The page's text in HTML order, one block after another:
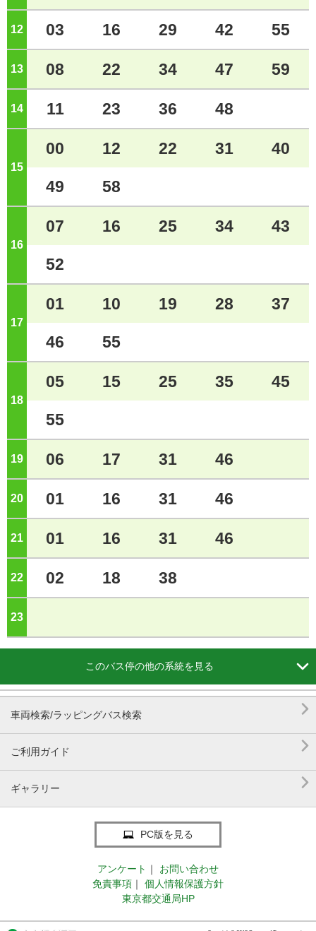
12 03 16 29 42 55
13 08 22 34 47 59
14 11 23 36 48
15 ジ
00 12 22 31 40
49 58
16 ジ
07 16 25 34 43
52
17 ジ
01 10 19 28 37
46 55
18 ジ
05 15 25 35 45
55
19 06 17 31 46
20 01 16 31 46
21 01 16 31 46
22 02 18 38
23
このバス停の他の系統を見る 
車両検索/ラッピングバス検索 
ご利用ガイド 
ギャラリー 
PC版を見る
アンケート ｜
お問い合わせ
免責事項 ｜
個人情報保護方針
東京都交通局HP